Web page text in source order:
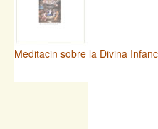
Meditacin sobre la Divina